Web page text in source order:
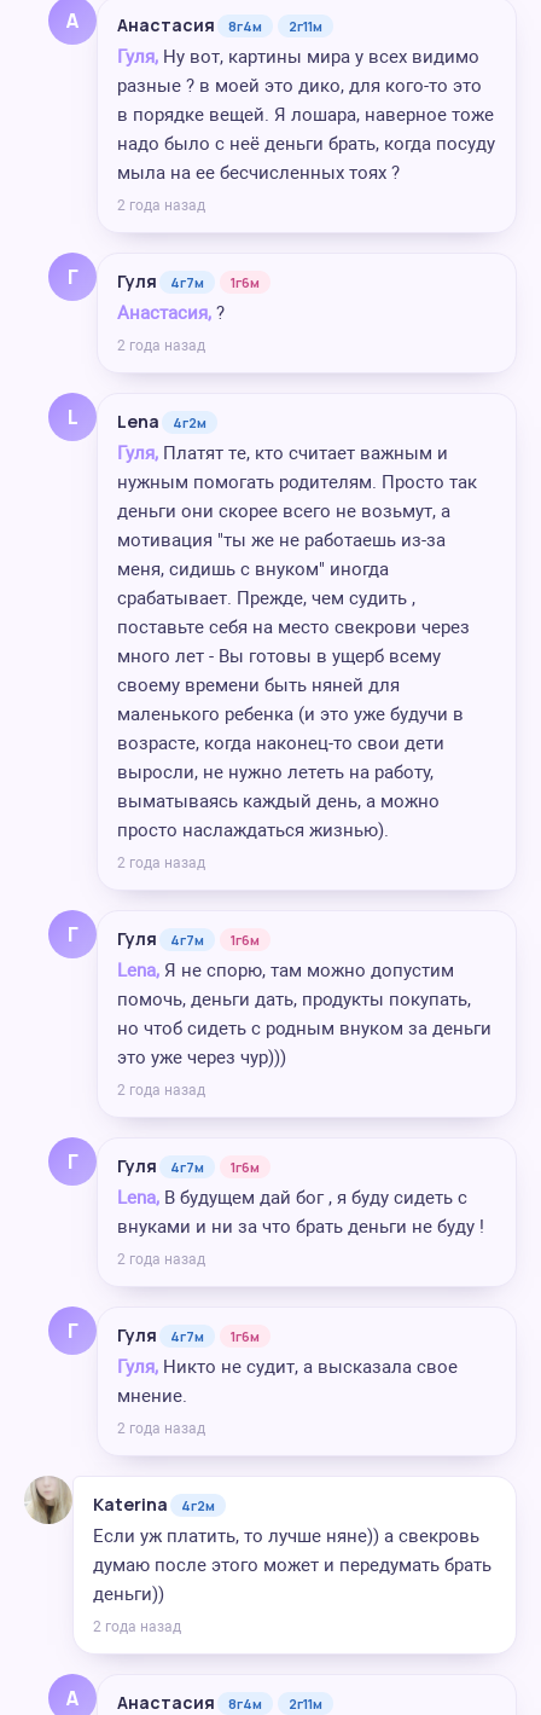
А Анастасия 8г4м 2г11м
Гуля, Ну вот, картины мира у всех видимо
разные ? в моей это дико, для кого-то это
в порядке вещей. Я лошара, наверное тоже
надо было с неё деньги брать, когда посуду
мыла на ее бесчисленных тоях ?
2 года назад
Г Гуля 4г7м 1г6м
Анастасия, ?
2 года назад
L Lena 4г2м
Гуля, Платят те, кто считает важным и
нужным помогать родителям. Просто так
деньги они скорее всего не возьмут, а
мотивация "ты же не работаешь из-за
меня, сидишь с внуком" иногда
срабатывает. Прежде, чем судить ,
поставьте себя на место свекрови через
много лет - Вы готовы в ущерб всему
своему времени быть няней для
маленького ребенка (и это уже будучи в
возрасте, когда наконец-то свои дети
выросли, не нужно лететь на работу,
выматываясь каждый день, а можно
просто наслаждаться жизнью).
2 года назад
Г Гуля 4г7м 1г6м
Lena, Я не спорю, там можно допустим
помочь, деньги дать, продукты покупать,
но чтоб сидеть с родным внуком за деньги
это уже через чур)))
2 года назад
Г Гуля 4г7м 1г6м
Lena, В будущем дай бог , я буду сидеть с
внуками и ни за что брать деньги не буду !
2 года назад
Г Гуля 4г7м 1г6м
Гуля, Никто не судит, а высказала свое
мнение.
2 года назад
Katerina 4г2м
Если уж платить, то лучше няне)) а свекровь
думаю после этого может и передумать брать
деньги))
2 года назад
А Анастасия 8г4м 2г11м